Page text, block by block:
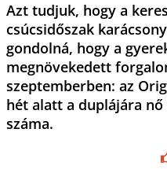
Azt tudjuk, hogy a
csúcsidőszak
gondolná, hogy a
megnövekedett
szeptemberben: az
hét alatt a duplájára
száma.